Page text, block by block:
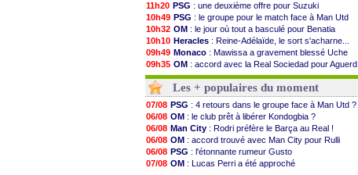
11h20 PSG : une deuxième offre pour Suzuki
10h49 PSG : le groupe pour le match face à Man Utd
10h32 OM : le jour où tout a basculé pour Benatia
10h10 Heracles : Reine-Adélaïde, le sort s'acharne...
09h49 Monaco : Mawissa a gravement blessé Uche
09h35 OM : accord avec la Real Sociedad pour Aguerd
09h08 Barça: Araujo va partir en prêt à Liverpool
08h54
OM: Côme pousse pour Gouiri
08h32 Man Utd: le groupe pour défier le PSG
07/08 L3: Caen premier leader
07/08 OM : Højbjerg, son agent maintient le suspense
07/08 OM : Gouiri évoque son avenir
07/08 Leipzig: le transfert d'Asllani tombe à l'eau
07/08 L3: 1ère utilisation du Football Video Support
07/08 OM : Benatia envoie une pique à Longoria
Les + populaires du moment
07/08 PSG : 4 retours dans le groupe face à Man Utd ?
06/08 OM : le club prêt à libérer Kondogbia ?
06/08 Man City : Rodri préfère le Barça au Real !
06/08 OM : accord trouvé avec Man City pour Rulli
06/08 PSG : l'étonnante rumeur Gusto
07/08 OM : Lucas Perri a été approché